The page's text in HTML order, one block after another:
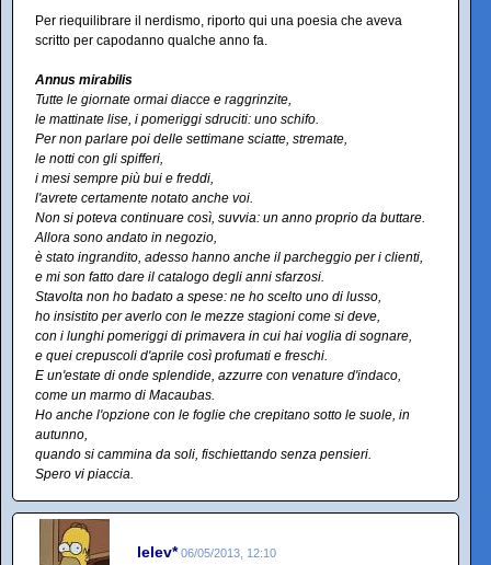
Per riequilibrare il nerdismo, riporto qui una poesia che aveva
scritto per capodanno qualche anno fa.
Annus mirabilis
Tutte le giornate ormai diacce e raggrinzite,
le mattinate lise, i pomeriggi sdruciti: uno schifo.
Per non parlare poi delle settimane sciatte, stremate,
le notti con gli spifferi,
i mesi sempre più bui e freddi,
l'avrete certamente notato anche voi.
Non si poteva continuare così, suvvia: un anno proprio da buttare.
Allora sono andato in negozio,
è stato ingrandito, adesso hanno anche il parcheggio per i clienti,
e mi son fatto dare il catalogo degli anni sfarzosi.
Stavolta non ho badato a spese: ne ho scelto uno di lusso,
ho insistito per averlo con le mezze stagioni come si deve,
con i lunghi pomeriggi di primavera in cui hai voglia di sognare,
e quei crepuscoli d'aprile così profumati e freschi.
E un'estate di onde splendide, azzurre con venature d'indaco,
come un marmo di Macaubas.
Ho anche l'opzione con le foglie che crepitano sotto le suole, in
autunno,
quando si cammina da soli, fischiettando senza pensieri.
Spero vi piaccia.
lelev* 06/05/2013, 12:10